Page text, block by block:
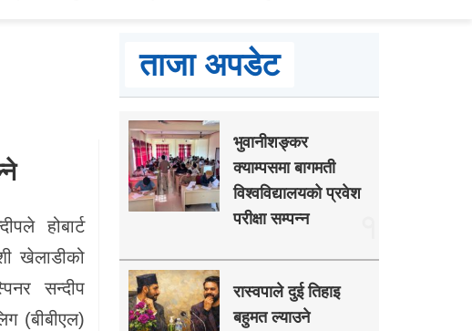
होबार्ट
खेलाडीको
सन्दीप
(बीबीएल)
ताजा अपडेट
भुवानीशङ्कर
क्याम्पसमा बागमती
विश्वविद्यालयको प्रवेश
परीक्षा सम्पन्न
रास्वपाले दुई तिहाइ
बहुमत ल्याउने